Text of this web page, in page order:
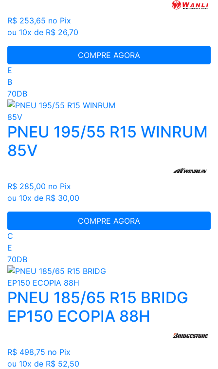
R$ 253,65 no Pix
ou 10x de R$ 26,70
COMPRE AGORA
E
B
70DB
PNEU 195/55 R15 WINRUM
85V
R$ 285,00 no Pix
ou 10x de R$ 30,00
COMPRE AGORA
C
E
70DB
PNEU 185/65 R15 BRIDG
EP150 ECOPIA 88H
R$ 498,75 no Pix
ou 10x de R$ 52,50